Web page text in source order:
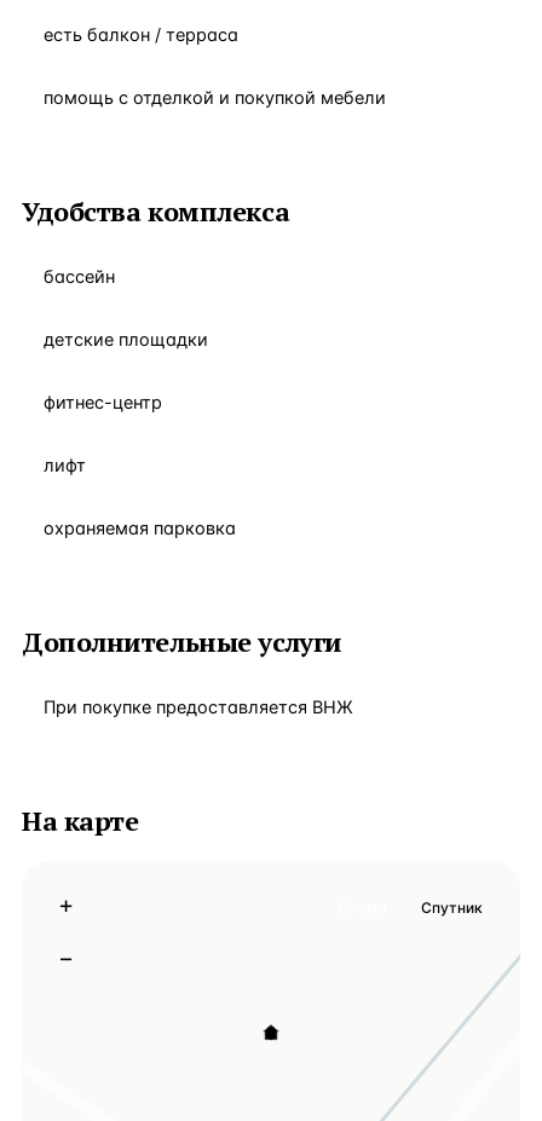
есть балкон / терраса
помощь с отделкой и покупкой мебели
Удобства комплекса
бассейн
детские площадки
фитнес-центр
лифт
охраняемая парковка
Дополнительные услуги
При покупке предоставляется ВНЖ
На карте
+
−
Спутник